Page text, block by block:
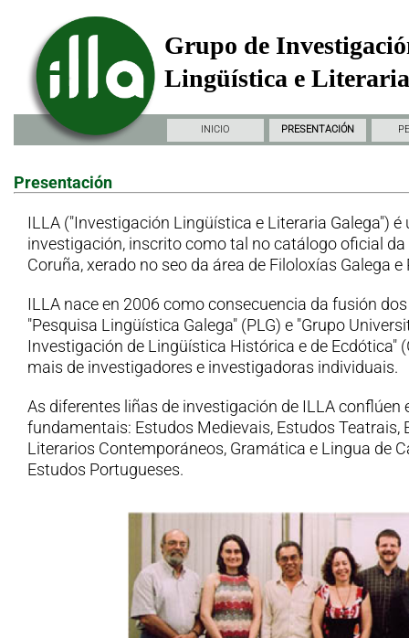
Grupo de
Lingüística e
INICIO PRESENTACIÓN
Presentación
ILLA ("Investigación Lingüística e Literaria Galega") é
investigación, inscrito como tal no catálogo oficial da
Coruña, xerado no seo da área de Filoloxías Galega e
ILLA nace en 2006 como consecuencia da fusión
"Pesquisa Lingüística Galega" (PLG) e "Grupo
Investigación de Lingüística Histórica e de Ecdótica"
mais de investigadores e investigadoras individuais.
As diferentes liñas de investigación de ILLA conflúen
fundamentais: Estudos Medievais, Estudos Teatrais,
Literarios Contemporáneos, Gramática e Lingua de
Estudos Portugueses.